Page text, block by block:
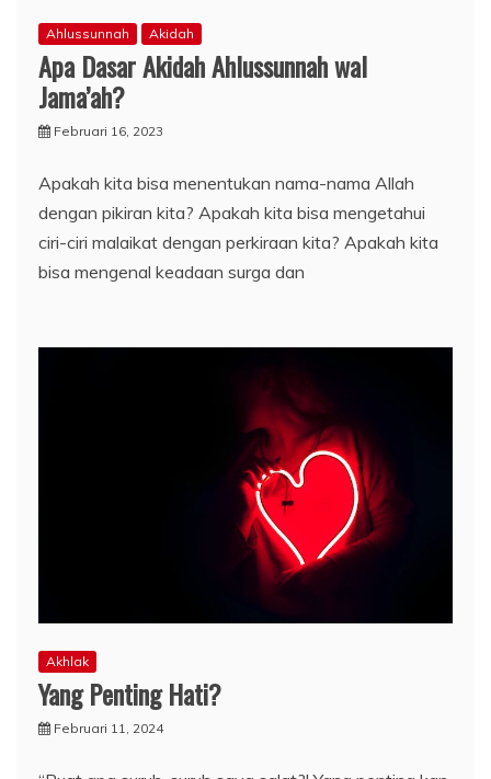
Ahlussunnah Akidah
Apa Dasar Akidah Ahlussunnah wal
Jama’ah?
Februari 16, 2023
Apakah kita bisa menentukan nama-nama Allah
dengan pikiran kita? Apakah kita bisa mengetahui
ciri-ciri malaikat dengan perkiraan kita? Apakah kita
bisa mengenal keadaan surga dan
Akhlak
Yang Penting Hati?
Februari 11, 2024